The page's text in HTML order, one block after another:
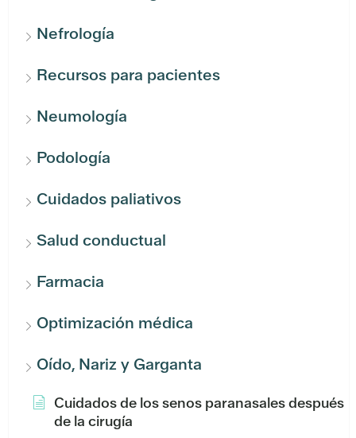
Nefrología
Recursos para pacientes
Neumología
Podología
Cuidados paliativos
Salud conductual
Farmacia
Optimización médica
Oído, Nariz y Garganta
Cuidados de los senos paranasales después
de la cirugía